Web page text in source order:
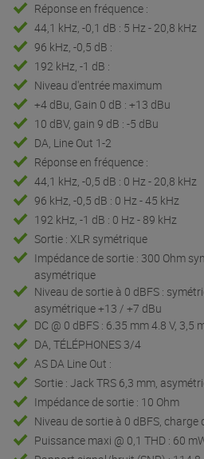
Réponse en fréquence :
44,1 kHz, -0,1 dB : 5 Hz - 20,8 kHz
96 kHz, -0,5 dB :
192 kHz, -1 dB :
Niveau d'entrée maximum
+4 dBu, Gain 0 dB : +13 dBu
10 dBV, gain 9 dB : -5 dBu
DA, Line Out 1-2
Réponse en fréquence :
44,1 kHz, -0,5 dB : 0 Hz - 20,8 kHz
96 kHz, -0,5 dB : 0 Hz - 45 kHz
192 kHz, -1 dB : 0 Hz - 89 kHz
Sortie : XLR symétrique
Impédance de sortie : 300 Ohm
asymétrique
Niveau de sortie à 0 dBFS :
asymétrique +13 / +7 dBu
DC @ 0 dBFS : 6.35 mm 4.8 V, 3,5
DA, TÉLÉPHONES 3/4
AS DA Line Out :
Sortie : Jack TRS 6,3 mm,
Impédance de sortie : 10 Ohm
Niveau de sortie à 0 dBFS, charge
Puissance maxi @ 0,1 THD : 60